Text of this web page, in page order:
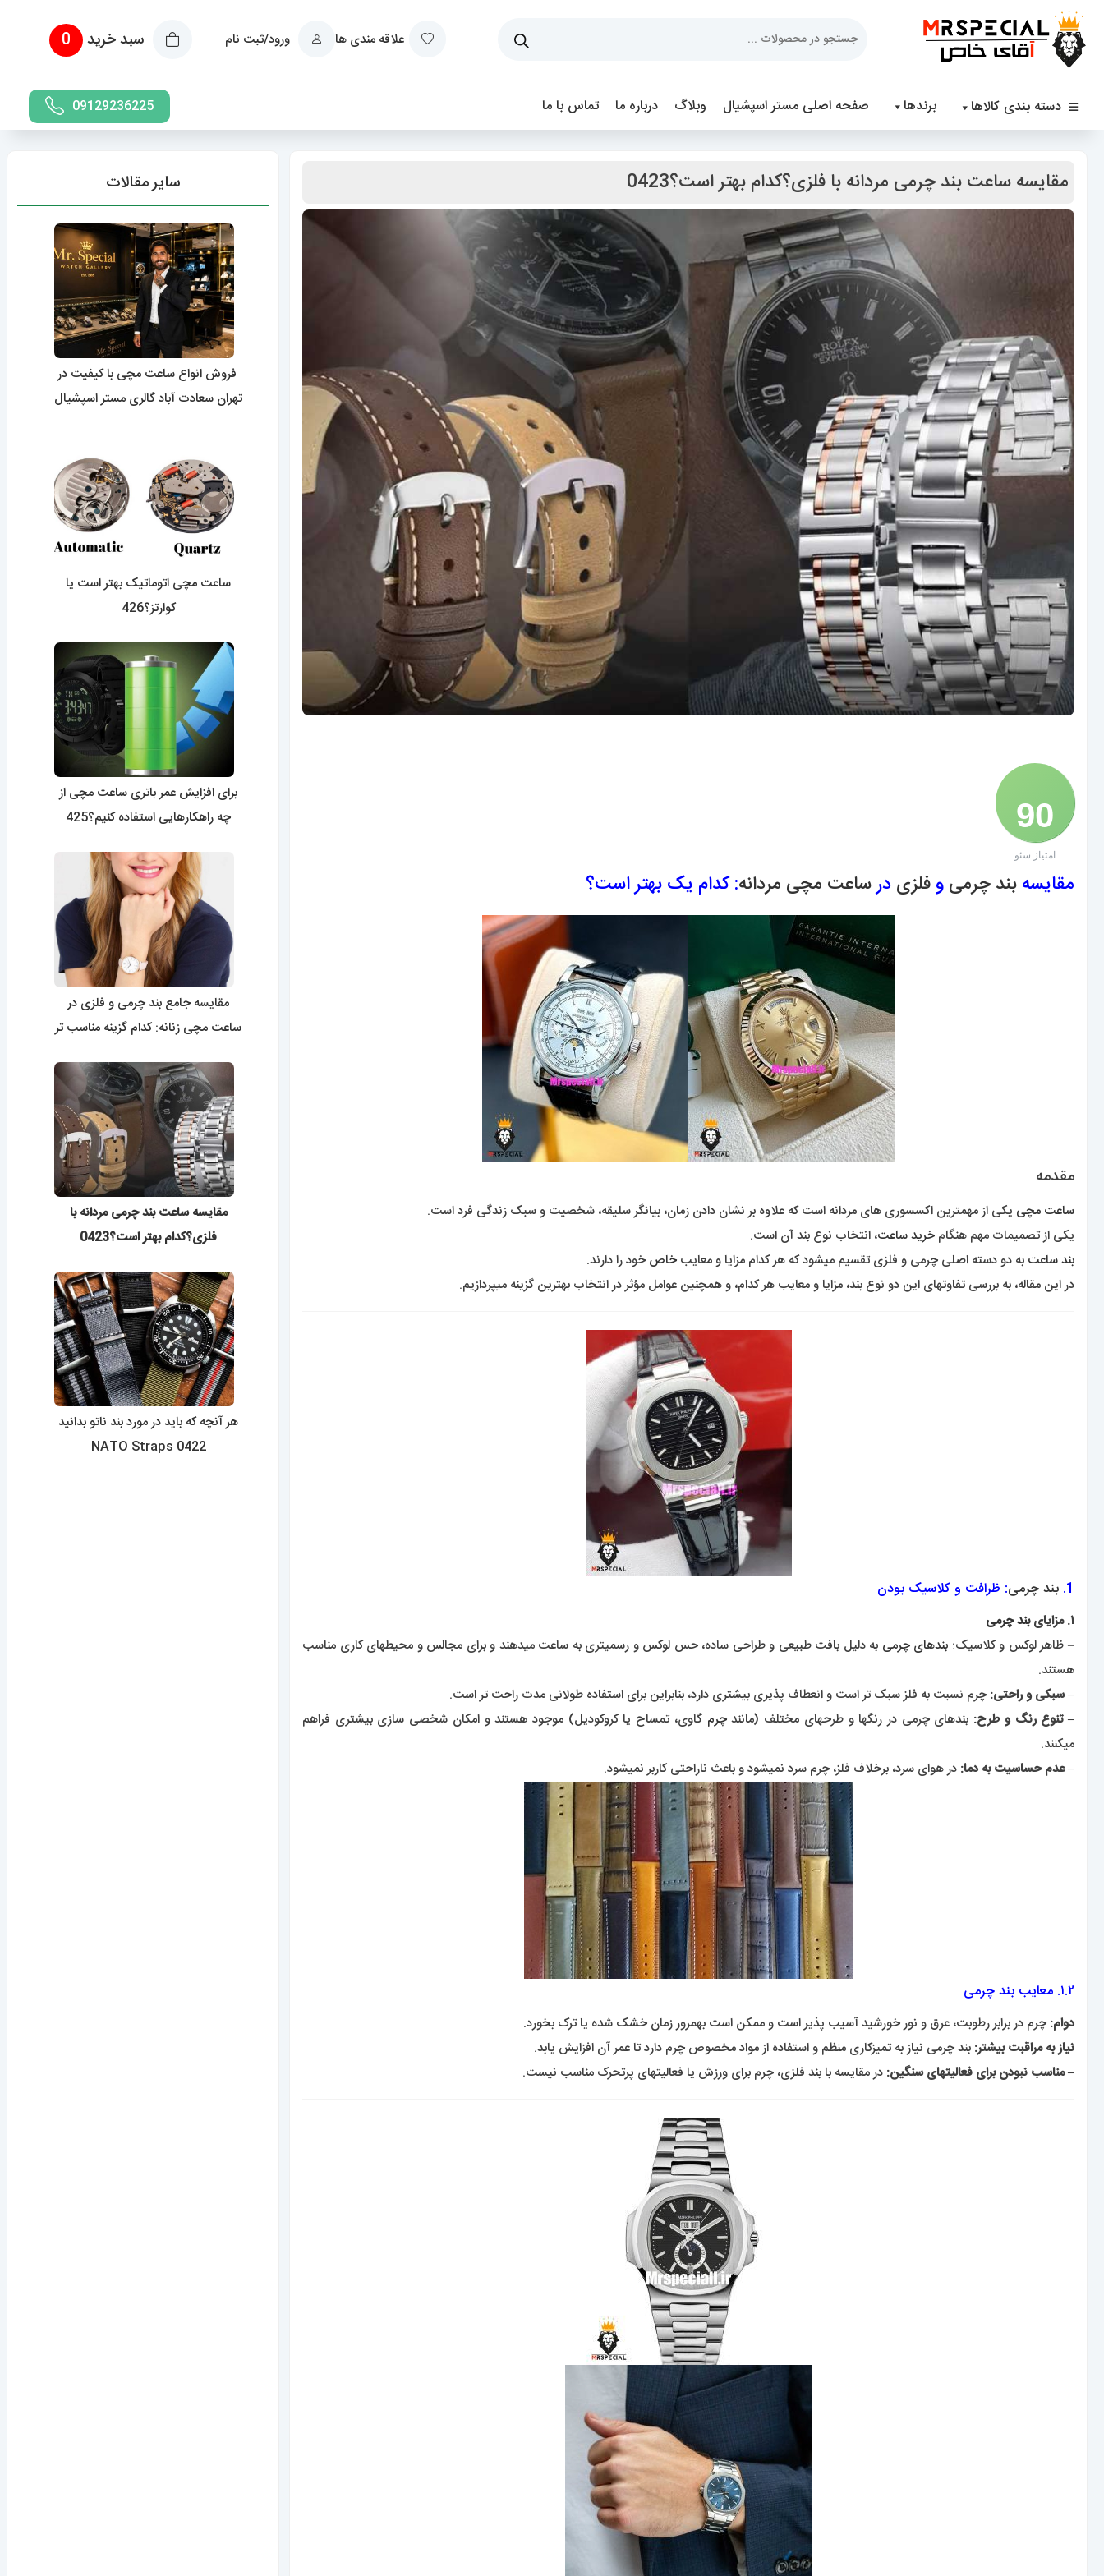
علاقه مندی ها ورود/ثبت نام سبد خرید 0
دسته بندی کالاها برندها صفحه اصلی مستر اسپشیال وبلاگ درباره ما تماس با ما 09129236225
مقایسه ساعت بند چرمی مردانه با فلزی؟کدام بهتر است؟0423
90
/ 100
امتیاز سئو
مقایسهبند چرمیوفلزیدرساعت مچی مردانه: کدام یک بهتر است؟
مقدمه
ساعت مچی یکی از مهمترین اکسسوری های مردانه است که علاوه بر نشان دادن زمان، بیانگر سلیقه، شخصیت و سبک زندگی فرد است.
یکی از تصمیمات مهم هنگام خرید ساعت، انتخاب نوع بند آن است.
بند ساعت به دو دسته اصلی چرمی و فلزی تقسیم میشود که هر کدام مزایا و معایب خاص خود را دارند.
در این مقاله، به بررسی تفاوتهای این دو نوع بند، مزایا و معایب هر کدام، و همچنین عوامل مؤثر در انتخاب بهترین گزینه میپردازیم.
1. بند چرمی: ظرافت و کلاسیک بودن
۱. مزایای
بند چرمی
– ظاهر لوکس و کلاسیک: بندهای چرمی به دلیل بافت طبیعی و طراحی ساده، حس لوکس و رسمیتری به ساعت میدهند و برای مجالس و محیطهای کاری مناسب
هستند.
– سبکی و راحتی: چرم نسبت به فلز سبک تر است و انعطاف پذیری بیشتری دارد، بنابراین برای استفاده طولانی مدت راحت تر است.
– تنوع رنگ و طرح: بندهای چرمی در رنگها و طرحهای مختلف (مانندچرم گاوی، تمساح یا کروکودیل) موجود هستند و امکان شخصی سازی بیشتری فراهم
میکنند.
– عدم حساسیت به دما: در هوای سرد، برخلاف فلز، چرم سرد نمیشود و باعث ناراحتی کاربر نمیشود.
۱.۲. معایب بند چرمی
دوام: چرم در برابر رطوبت، عرق و نور خورشید آسیب پذیر است و ممکن است بهمرور زمان خشک شده یا ترک بخورد.
نیاز به مراقبت بیشتر: بند چرمی نیاز به تمیزکاری منظم و استفاده از مواد مخصوص چرم دارد تا عمر آن افزایش یابد.
– مناسب نبودن برای فعالیتهای سنگین: در مقایسه با بند فلزی، چرم برای ورزش یا فعالیتهای پرتحرک مناسب نیست.
سایر مقالات
فروش انواع ساعت مچی با کیفیت در
تهران سعادت آباد گالری مستر اسپشیال
ساعت مچی اتوماتیک بهتر است یا
کوارتز؟426
برای افزایش عمر باتری ساعت مچی از
چه راهکارهایی استفاده کنیم؟425
مقایسه جامع بند چرمی و فلزی در
ساعت مچی زنانه: کدام گزینه مناسب تر
مقایسه ساعت بند چرمی مردانه با
فلزی؟کدام بهتر است؟0423
هر آنچه که باید در مورد بند ناتو بدانید
0422 NATO Straps